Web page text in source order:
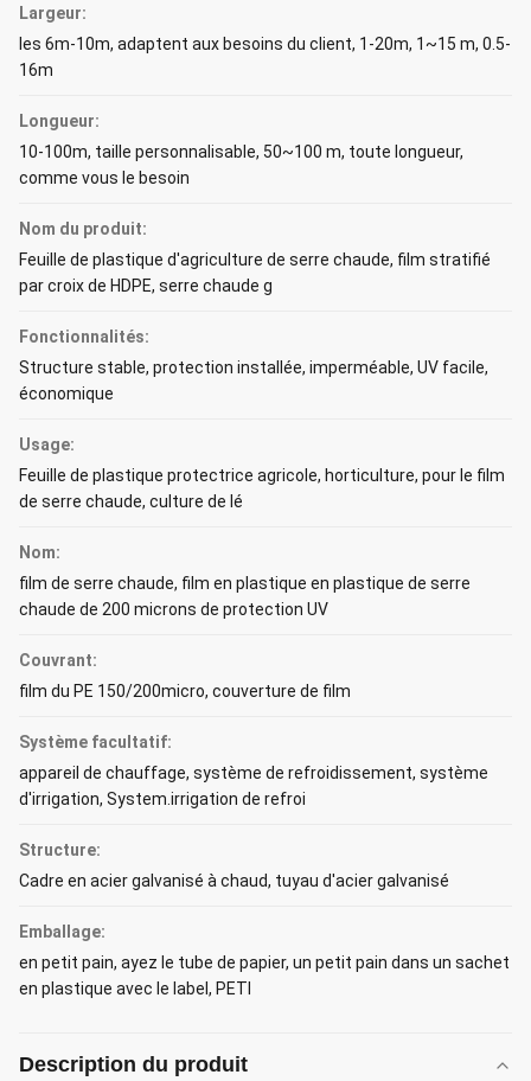
Largeur:
les 6m-10m, adaptent aux besoins du client, 1-20m, 1~15 m, 0.5-
16m
Longueur:
10-100m, taille personnalisable, 50~100 m, toute longueur,
comme vous le besoin
Nom du produit:
Feuille de plastique d'agriculture de serre chaude, film stratifié
par croix de HDPE, serre chaude g
Fonctionnalités:
Structure stable, protection installée, imperméable, UV facile,
économique
Usage:
Feuille de plastique protectrice agricole, horticulture, pour le film
de serre chaude, culture de lé
Nom:
film de serre chaude, film en plastique en plastique de serre
chaude de 200 microns de protection UV
Couvrant:
film du PE 150/200micro, couverture de film
Système facultatif:
appareil de chauffage, système de refroidissement, système
d'irrigation, System.irrigation de refroi
Structure:
Cadre en acier galvanisé à chaud, tuyau d'acier galvanisé
Emballage:
en petit pain, ayez le tube de papier, un petit pain dans un sachet
en plastique avec le label, PETI
Description du produit